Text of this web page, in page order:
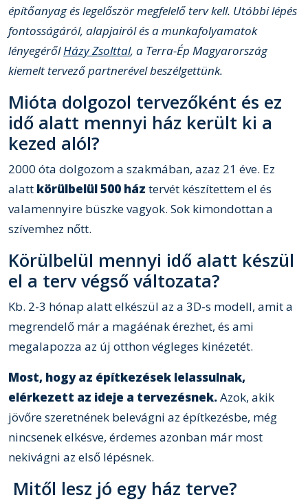
építőanyag és legelőször megfelelő terv kell. Utóbbi lépés
fontosságáról, alapjairól és a munkafolyamatok
lényegérőlHázy Zsolttal, a Terra-Ép Magyarország
kiemelt tervező partnerével beszélgettünk.
Mióta dolgozol tervezőként és ez
idő alatt mennyi ház került ki a
kezed alól?
2000 óta dolgozom a szakmában, azaz 21 éve. Ez
alatt körülbelül 500 ház tervét készítettem el és
valamennyire büszke vagyok. Sok kimondottan a
szívemhez nőtt.
Körülbelül mennyi idő alatt készül
el a terv végső változata?
Kb. 2-3 hónap alatt elkészül az a 3D-s modell, amit a
megrendelő már a magáénak érezhet, és ami
megalapozza az új otthon végleges kinézetét.
Most, hogy az építkezések lelassulnak,
elérkezett az ideje a tervezésnek.Azok, akik
jövőre szeretnének belevágni az építkezésbe, még
nincsenek elkésve, érdemes azonban már most
nekivágni az első lépésnek.
Mitől lesz jó egy ház terve?